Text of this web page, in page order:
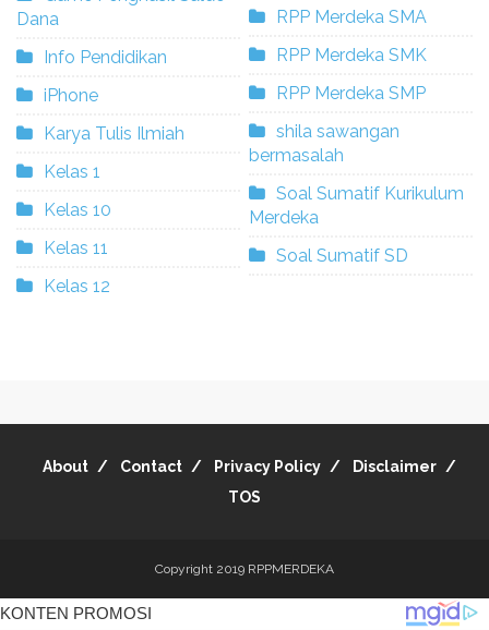
Dana
Info Pendidikan
iPhone
Karya Tulis Ilmiah
Kelas 1
Kelas 10
Kelas 11
Kelas 12
RPP Merdeka SMA
RPP Merdeka SMK
RPP Merdeka SMP
shila sawangan
bermasalah
Soal Sumatif Kurikulum
Merdeka
Soal Sumatif SD
About Contact Privacy Policy
Disclaimer
TOS
Copyright 2019 RPPMERDEKA